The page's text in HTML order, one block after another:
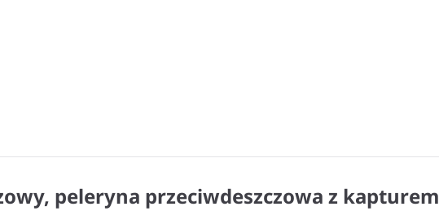
peleryna przeciwdeszczowa z kapturem